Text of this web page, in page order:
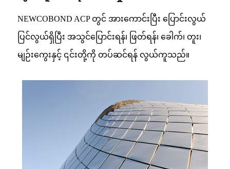
NEWCOBOND ACP တွင် အားကောင်းပြီး ပြောင်းလွယ်
ပြင်လွယ်ရှိပြီး အသွင်ပြောင်းရန်၊ ဖြတ်ရန်၊ ခေါက်၊ တူး၊
မျဉ်းကွေးနှင့် ၎င်းတို့ကို တပ်ဆင်ရန် လွယ်ကူသည်။